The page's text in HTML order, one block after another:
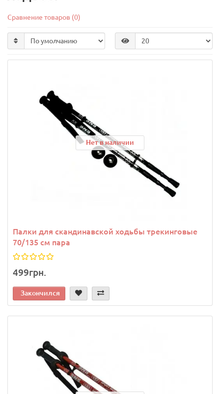
Сравнение товаров (0)
Нет в наличии
Палки для скандинавской ходьбы трекинговые
70/135 см пара
499грн.
Закончился